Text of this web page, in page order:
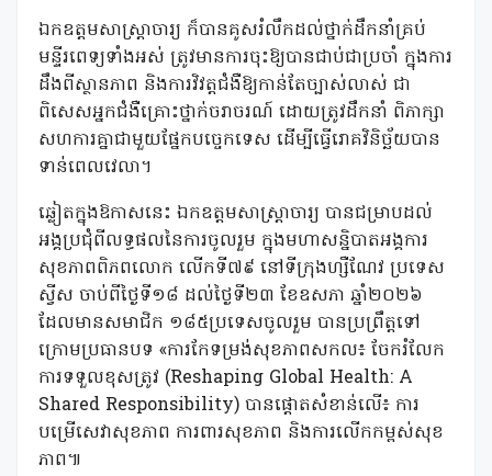
ឯកឧត្តមសាស្រ្តាចារ្យ ក៏បានគូសរំលឹកដល់ថ្នាក់ដឹកនាំគ្រប់
មន្ទីរពេទ្យទាំងអស់ ត្រូវមានការចុះឱ្យបានជាប់ជាប្រចាំ ក្នុងការ
ដឹងពីស្ថានភាព និងការវិវត្តជំងឺឱ្យកាន់តែច្បាស់លាស់ ជា
ពិសេសអ្នកជំងឺគ្រោះថ្នាក់ចរាចរណ៍ ដោយត្រូវដឹកនាំ ពិភាក្សា
សហការគ្នាជាមួយផ្នែកបច្ចេកទេស ដើម្បីធ្វើរោគវិនិច្ឆ័យបាន
ទាន់ពេលវេលា។
ឆ្លៀតក្នុងឱកាសនេះ ឯកឧត្តមសាស្រ្តាចារ្យ បានជម្រាបដល់
អង្គប្រជុំពីលទ្ធផលនៃការចូលរួម ក្នុងមហាសន្និបាតអង្គការ
សុខភាពពិភពលោក លើកទី៧៩ នៅទីក្រុងហ្សឺណែវ ប្រទេស
ស្វីស ចាប់ពីថ្ងៃទី១៨ ដល់ថ្ងៃទី២៣ ខែឧសភា ឆ្នាំ២០២៦
ដែលមានសមាជិក ១៨៥ប្រទេសចូលរួម បានប្រព្រឹត្តទៅ
ក្រោមប្រធានបទ «ការកែទម្រង់សុខភាពសកល៖ ចែករំលែក
ការទទួលខុសត្រូវ (Reshaping Global Health: A
Shared Responsibility) បានផ្តោតសំខាន់លើ៖ ការ
បម្រើសេវាសុខភាព ការពារសុខភាព និងការលើកកម្ពស់សុខ
ភាព៕